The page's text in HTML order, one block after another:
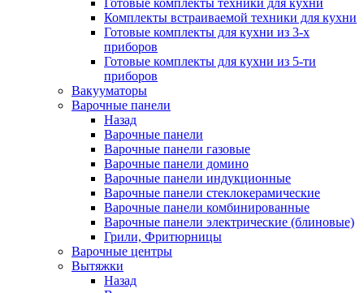
Готовые комплекты техники для кухни
Комплекты встраиваемой техники для кухни
Готовые комплекты для кухни из 3-х
приборов
Готовые комплекты для кухни из 5-ти
приборов
Вакууматоры
Варочные панели
Назад
Варочные панели
Варочные панели газовые
Варочные панели домино
Варочные панели индукционные
Варочные панели стеклокерамические
Варочные панели комбинированные
Варочные панели электрические (блиновые)
Грили, Фритюрницы
Варочные центры
Вытяжки
Назад